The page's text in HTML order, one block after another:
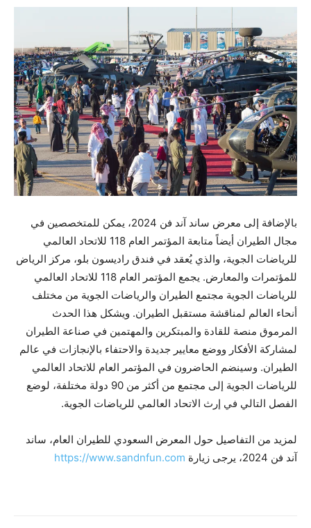
بالإضافة إلى معرض ساند آند فن 2024، يمكن للمتخصصين في
مجال الطيران أيضاً متابعة المؤتمر العام 118 للاتحاد العالمي
للرياضات الجوية، والذي يُعقد في فندق راديسون بلو، مركز الرياض
للمؤتمرات والمعارض. يجمع المؤتمر العام 118 للاتحاد العالمي
للرياضات الجوية مجتمع الطيران والرياضات الجوية من مختلف
أنحاء العالم لمناقشة مستقبل الطيران. ويشكل هذا الحدث
المرموق منصة للقادة والمبتكرين والمهتمين في صناعة الطيران
لمشاركة الأفكار ووضع معايير جديدة والاحتفاء بالإنجازات في عالم
الطيران. وسينضم الحاضرون في المؤتمر العام للاتحاد العالمي
للرياضات الجوية إلى مجتمع من أكثر من 90 دولة مختلفة، لوضع
الفصل التالي في إرث الاتحاد العالمي للرياضات الجوية.
لمزيد من التفاصيل حول المعرض السعودي للطيران العام، ساند
آند فن 2024، يرجى زيارة
https://www.sandnfun.com